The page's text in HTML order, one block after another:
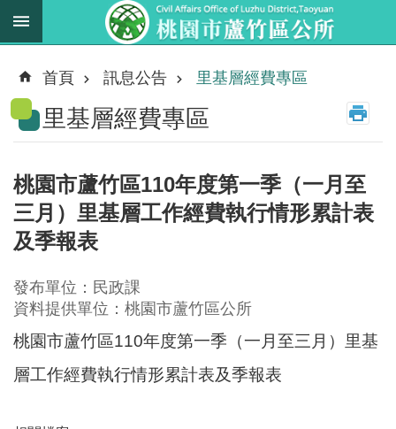
跳到主要內容區塊
新
消
息
務
職
掌
法
資
料
進
階
首頁 訊息公告 里基層經費專區
里基層經費專區
桃園市蘆竹區110年度第一季（一月至
三月）里基層工作經費執行情形累計表
及季報表
發布單位：民政課
資料提供單位：桃園市蘆竹區公所
桃園市蘆竹區110年度第一季（一月至三月）里基
層工作經費執行情形累計表及季報表